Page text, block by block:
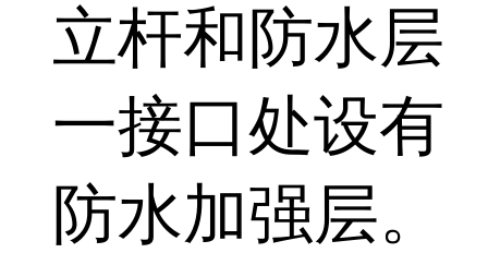
立杆和防水层
一接口处设有
防水加强层。